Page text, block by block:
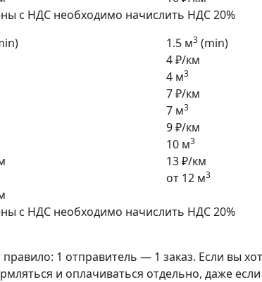
с НДС необходимо начислить НДС 20%
1.5 м3 (min)
4 ₽/км
4 м3
7 ₽/км
7 м3
9 ₽/км
10 м3
13 ₽/км
от 12 м3
с НДС необходимо начислить НДС 20%
1 отправитель — 1 заказ. Если вы
и оплачиваться отдельно, даже